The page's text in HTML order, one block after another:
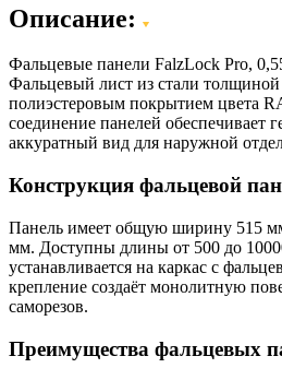
Описание:
Фальцевые панели FalzLock Pro,
Фальцевый лист из стали
полиэстеровым покрытием цвета
соединение панелей обеспечивает
аккуратный вид для наружной
Конструкция фальцевой
Панель имеет общую ширину 515
мм. Доступны длины от 500 до
устанавливается на каркас с
крепление создаёт монолитную
саморезов.
Преимущества фальцевых